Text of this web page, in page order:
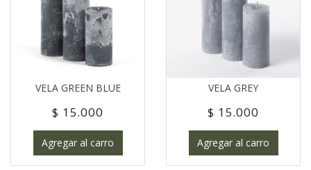
VELA GREEN BLUE
$ 15.000
Agregar al carro
VELA GREY
$ 15.000
Agregar al carro